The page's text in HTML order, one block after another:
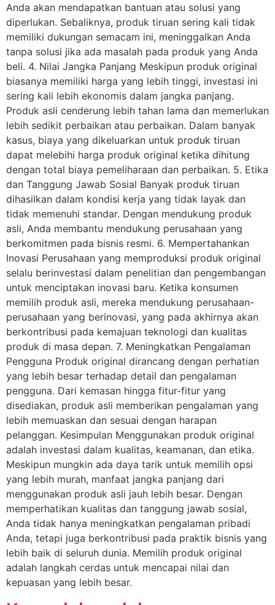
Anda akan mendapatkan bantuan atau solusi yang
diperlukan. Sebaliknya, produk tiruan sering kali tidak
memiliki dukungan semacam ini, meninggalkan Anda
tanpa solusi jika ada masalah pada produk yang Anda
beli. 4. Nilai Jangka Panjang Meskipun produk original
biasanya memiliki harga yang lebih tinggi, investasi ini
sering kali lebih ekonomis dalam jangka panjang.
Produk asli cenderung lebih tahan lama dan memerlukan
lebih sedikit perbaikan atau perbaikan. Dalam banyak
kasus, biaya yang dikeluarkan untuk produk tiruan
dapat melebihi harga produk original ketika dihitung
dengan total biaya pemeliharaan dan perbaikan. 5. Etika
dan Tanggung Jawab Sosial Banyak produk tiruan
dihasilkan dalam kondisi kerja yang tidak layak dan
tidak memenuhi standar. Dengan mendukung produk
asli, Anda membantu mendukung perusahaan yang
berkomitmen pada bisnis resmi. 6. Mempertahankan
Inovasi Perusahaan yang memproduksi produk original
selalu berinvestasi dalam penelitian dan pengembangan
untuk menciptakan inovasi baru. Ketika konsumen
memilih produk asli, mereka mendukung perusahaan-
perusahaan yang berinovasi, yang pada akhirnya akan
berkontribusi pada kemajuan teknologi dan kualitas
produk di masa depan. 7. Meningkatkan Pengalaman
Pengguna Produk original dirancang dengan perhatian
yang lebih besar terhadap detail dan pengalaman
pengguna. Dari kemasan hingga fitur-fitur yang
disediakan, produk asli memberikan pengalaman yang
lebih memuaskan dan sesuai dengan harapan
pelanggan. Kesimpulan Menggunakan produk original
adalah investasi dalam kualitas, keamanan, dan etika.
Meskipun mungkin ada daya tarik untuk memilih opsi
yang lebih murah, manfaat jangka panjang dari
menggunakan produk asli jauh lebih besar. Dengan
memperhatikan kualitas dan tanggung jawab sosial,
Anda tidak hanya meningkatkan pengalaman pribadi
Anda, tetapi juga berkontribusi pada praktik bisnis yang
lebih baik di seluruh dunia. Memilih produk original
adalah langkah cerdas untuk mencapai nilai dan
kepuasan yang lebih besar.